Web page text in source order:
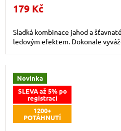
179 Kč
Sladká kombinace jahod a
ledovým efektem. Dokonale
Novinka
SLEVA až 5% po
registraci
1200+
POTÁHNUTÍ